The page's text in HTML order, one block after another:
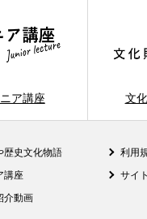
ア講座 文
歴史文化物語
講座
介動画
利用
サイ